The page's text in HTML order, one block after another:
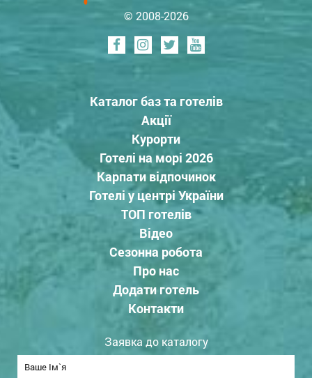
© 2008-2026
Каталог баз та готелів
Акції
Курорти
Готелі на морі 2026
Карпати відпочинок
Готелі у центрі України
ТОП готелів
Відео
Сезонна робота
Про нас
Додати готель
Контакти
Заявка до каталогу